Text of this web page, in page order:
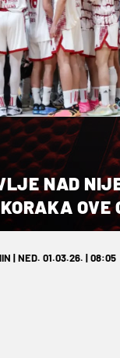
NAD
OVE
| NED. 01.03.26. | 08:05